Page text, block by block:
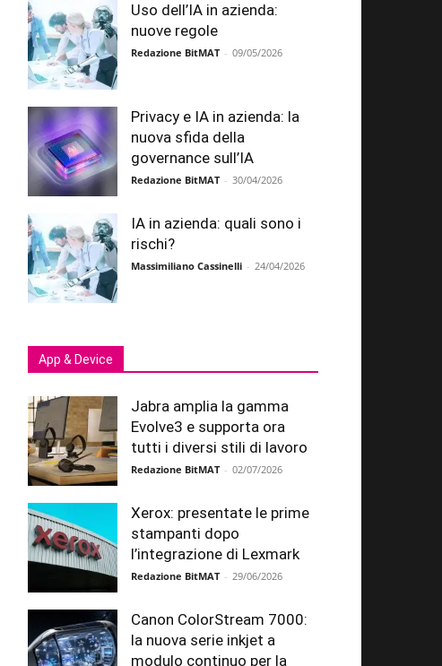
Uso dell’IA in azienda:
nuove regole
Redazione BitMAT - 09/05/2026
Privacy e IA in azienda: la
nuova sfida della
governance sull’IA
Redazione BitMAT - 30/04/2026
IA in azienda: quali sono i
rischi?
Massimiliano Cassinelli - 24/04/2026
App & Device
Jabra amplia la gamma
Evolve3 e supporta ora
tutti i diversi stili di lavoro
Redazione BitMAT - 02/07/2026
Xerox: presentate le prime
stampanti dopo
l’integrazione di Lexmark
Redazione BitMAT - 29/06/2026
Canon ColorStream 7000:
la nuova serie inkjet a
modulo continuo per la